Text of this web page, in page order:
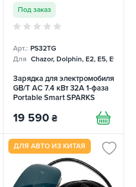
Под заказ
Арт.: PS32TG
Для Chazor, Dolphin, E2, E5, E9,
Зарядка для электромобиля
GB/T AC 7.4 кВт 32А 1-фаза
Portable Smart SPARKS
19 590 ₴
ДЛЯ АВТО ИЗ КИТАЯ